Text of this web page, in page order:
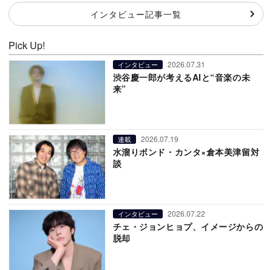
インタビュー記事一覧
Pick Up!
インタビュー 2026.07.31
渋谷慶一郎が考えるAIと“音楽の未
来”
連載 2026.07.19
水溜りボンド・カンタ×倉本美津留対
談
インタビュー 2026.07.22
チェ・ジョンヒョプ、イメージからの
脱却